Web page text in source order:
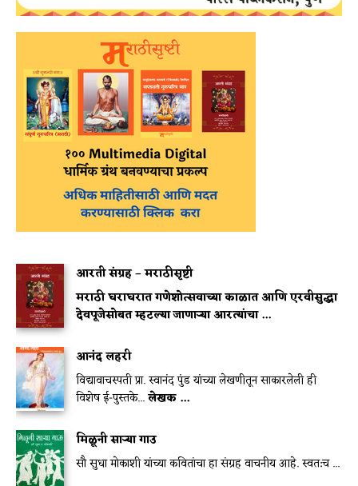
आरती संग्रह – मराठीसृष्टी
मराठी घराघरात गणेशोत्सवाच्या काळात आणि एरवीसुद्धा
देवपूजेसोबत म्हटल्या जाणाऱ्या आरत्यांचा ...
आनंद लहरी
विद्यावाचस्पती प्रा. स्वानंद पुंड यांच्या लेखणीतून साकारलेली ही
विशेष ई-पुस्तके...लेखक ...
मिळूनी साऱ्या गाउ
सौ सुधा मोकाशी यांच्या कवितांचा हा संग्रह वाचनीय आहे. स्वत:च ...